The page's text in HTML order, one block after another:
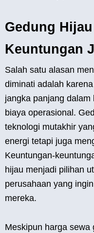
Gedung
Keuntungan
Salah satu alasan
diminati adalah
jangka panjang
biaya operasional.
teknologi mutakhir
energi tetapi juga
Keuntungan-
hijau menjadi pilihan
perusahaan yang
mereka.
Meskipun harga sewa